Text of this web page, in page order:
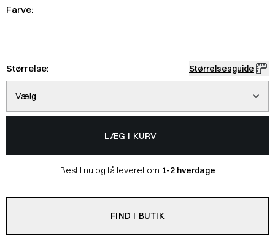
Farve:
Størrelse: Størrelsesguide
Vælg
LÆG I KURV
Bestil nu og få leveret om 1-2 hverdage
FIND I BUTIK